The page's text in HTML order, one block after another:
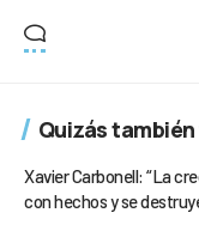
Quizás
Xavier Carbonell: “La
con hechos y se